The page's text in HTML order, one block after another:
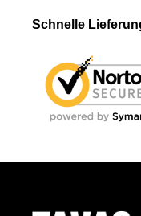
Schnelle